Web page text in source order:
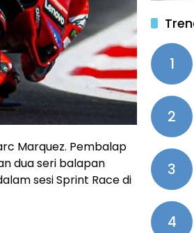
Marquez. Pembalap
dua seri balapan
sesi Sprint Race di
1
2
3
4